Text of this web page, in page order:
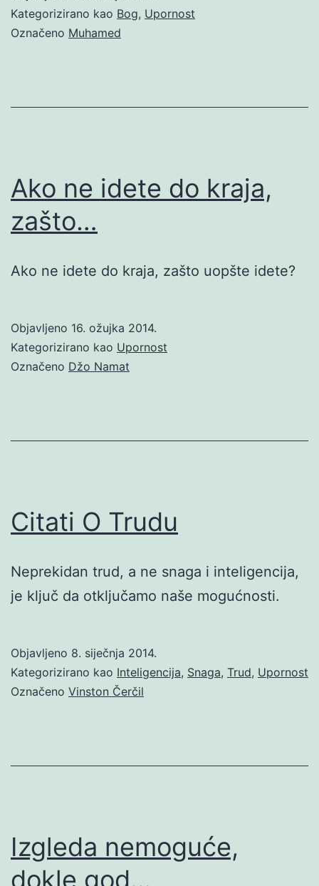
Kategorizirano kao Bog, Upornost
Označeno Muhamed
Ako ne idete do kraja,
zašto…
Ako ne idete do kraja, zašto uopšte idete?
Objavljeno 16. ožujka 2014.
Kategorizirano kao Upornost
Označeno Džo Namat
Citati O Trudu
Neprekidan trud, a ne snaga i inteligencija,
je ključ da otključamo naše mogućnosti.
Objavljeno 8. siječnja 2014.
Kategorizirano kao Inteligencija, Snaga, Trud, Upornost
Označeno Vinston Čerčil
Izgleda nemoguće,
dokle god…